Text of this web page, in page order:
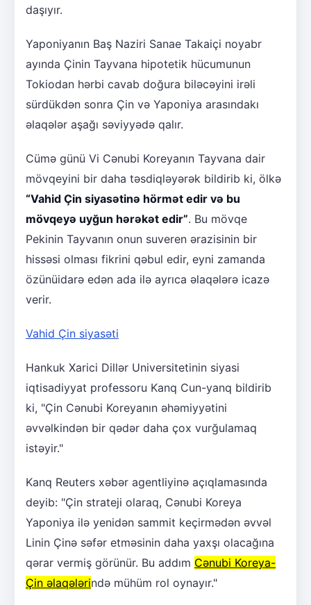
daşıyır.
Yaponiyanın Baş Naziri Sanae Takaiçi noyabr
ayında Çinin Tayvana hipotetik hücumunun
Tokiodan hərbi cavab doğura biləcəyini irəli
sürdükdən sonra Çin və Yaponiya arasındakı
əlaqələr aşağı səviyyədə qalır.
Cümə günü Vi Cənubi Koreyanın Tayvana dair
mövqeyini bir daha təsdiqləyərək bildirib ki, ölkə
“Vahid Çin siyasətinə hörmət edir və bu
mövqeyə uyğun hərəkət edir”. Bu mövqe
Pekinin Tayvanın onun suveren ərazisinin bir
hissəsi olması fikrini qəbul edir, eyni zamanda
özünüidarə edən ada ilə ayrıca əlaqələrə icazə
verir.
Vahid Çin siyasəti
Hankuk Xarici Dillər Universitetinin siyasi
iqtisadiyyat professoru Kanq Cun-yanq bildirib
ki, "Çin Cənubi Koreyanın əhəmiyyətini
əvvəlkindən bir qədər daha çox vurğulamaq
istəyir."
Kanq Reuters xəbər agentliyinə açıqlamasında
deyib: "Çin strateji olaraq, Cənubi Koreya
Yaponiya ilə yenidən sammit keçirmədən əvvəl
Linin Çinə səfər etməsinin daha yaxşı olacağına
qərar vermiş görünür. Bu addım Cənubi Koreya-
Çin əlaqələrində mühüm rol oynayır."